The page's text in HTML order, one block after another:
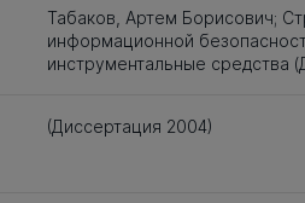
Табаков, Артем Борисович;
информационной
инструментальные средства
(Диссертация 2004)